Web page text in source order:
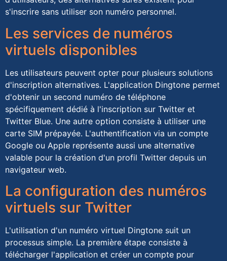
s'inscrire sans utiliser son numéro personnel.
Les services de numéros
virtuels disponibles
Les utilisateurs peuvent opter pour plusieurs solutions
d'inscription alternatives. L'application Dingtone permet
d'obtenir un second numéro de téléphone
spécifiquement dédié à l'inscription sur Twitter et
Twitter Blue. Une autre option consiste à utiliser une
carte SIM prépayée. L'authentification via un compte
Google ou Apple représente aussi une alternative
valable pour la création d'un profil Twitter depuis un
navigateur web.
La configuration des numéros
virtuels sur Twitter
L'utilisation d'un numéro virtuel Dingtone suit un
processus simple. La première étape consiste à
télécharger l'application et créer un compte pour